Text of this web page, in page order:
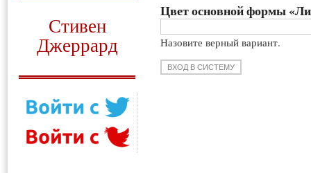
Стивен
Джеррард
Цвет основной формы
Назовите верный вариант.